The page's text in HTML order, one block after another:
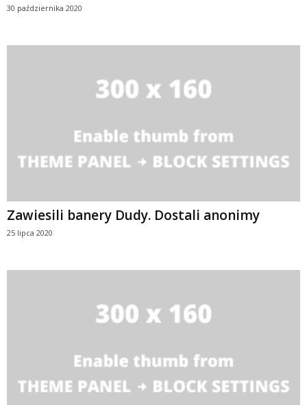
30 października 2020
Zawiesili banery Dudy. Dostali anonimy
25 lipca 2020